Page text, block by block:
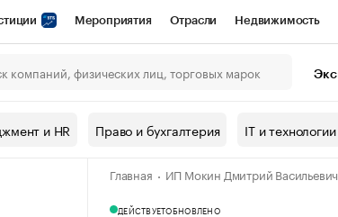
Мероприятия Отрасли Недвижимость
СПб Спецпроекты Проверка контрагентов
Рынок наличной валюты
и HR Право и бухгалтерия IT и технологии
Главная ИП Мокин Дмитрий Васильевич
ДЕЙСТВУЕТОБНОВЛЕНО